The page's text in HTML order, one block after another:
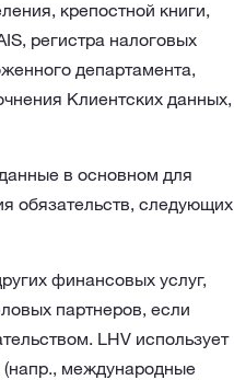
крепостной книги,
регистра налоговых
департамента,
Клиентских данных,
в основном для
обязательств, следующих
финансовых услуг,
партнеров, если
LHV использует
(напр., международные